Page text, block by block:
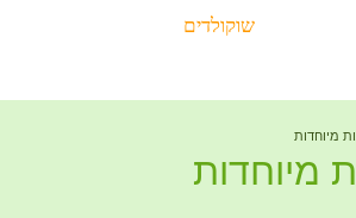
שוקולדים
מיוחדות
מיוחדות